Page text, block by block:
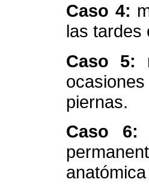
Caso 4:
las tardes
Caso 5:
piernas.
Caso 6:
anatómica